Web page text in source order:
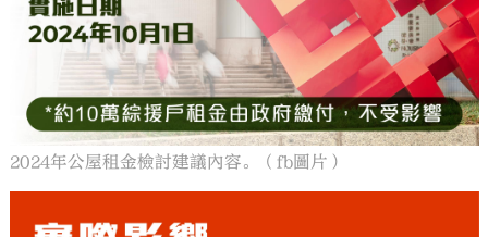
2024年公屋租金檢討建議內容。（fb圖片）